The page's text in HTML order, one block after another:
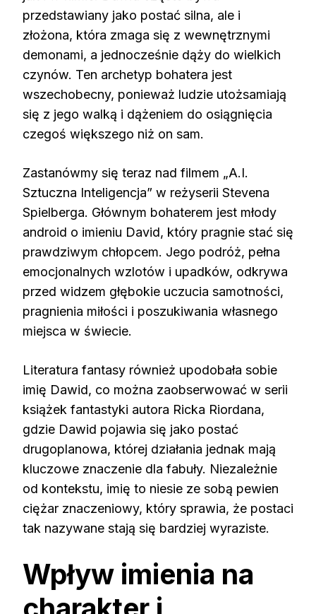
przedstawiany jako postać silna, ale i
złożona, która zmaga się z wewnętrznymi
demonami, a jednocześnie dąży do wielkich
czynów. Ten archetyp bohatera jest
wszechobecny, ponieważ ludzie utożsamiają
się z jego walką i dążeniem do osiągnięcia
czegoś większego niż on sam.
Zastanówmy się teraz nad filmem „A.I.
Sztuczna Inteligencja” w reżyserii Stevena
Spielberga. Głównym bohaterem jest młody
android o imieniu David, który pragnie stać się
prawdziwym chłopcem. Jego podróż, pełna
emocjonalnych wzlotów i upadków, odkrywa
przed widzem głębokie uczucia samotności,
pragnienia miłości i poszukiwania własnego
miejsca w świecie.
Literatura fantasy również upodobała sobie
imię Dawid, co można zaobserwować w serii
książek fantastyki autora Ricka Riordana,
gdzie Dawid pojawia się jako postać
drugoplanowa, której działania jednak mają
kluczowe znaczenie dla fabuły. Niezależnie
od kontekstu, imię to niesie ze sobą pewien
ciężar znaczeniowy, który sprawia, że postaci
tak nazywane stają się bardziej wyraziste.
Wpływ imienia na